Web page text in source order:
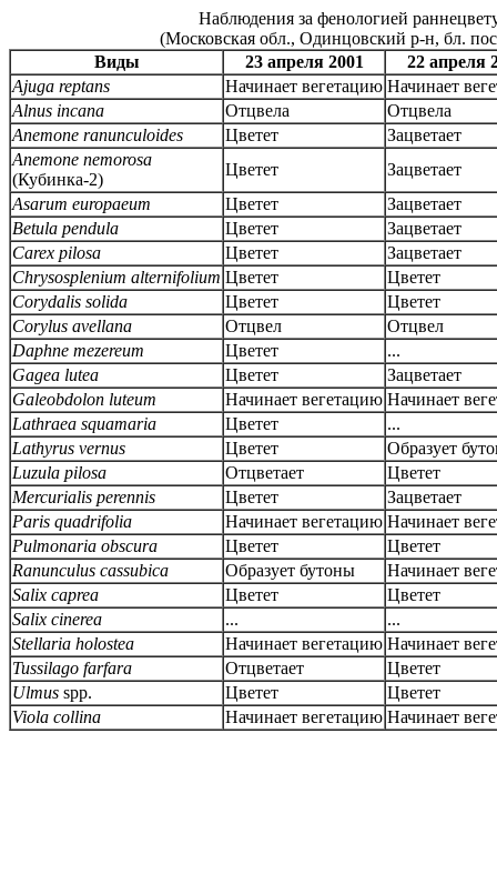
Наблюдения за фенологией
(Московская обл., Одинцовский р-н, бл.
Виды
23 апреля 2001
22 апреля
Ajuga reptans
Начинает вегетацию Начинает
Alnus incana
Отцвела
Отцвела
Anemone ranunculoides
Цветет
Зацветает
Anemone nemorosa
(Кубинка-2)
Цветет
Зацветает
Asarum europaeum
Цветет
Зацветает
Betula pendula
Цветет
Зацветает
Carex pilosa
Цветет
Зацветает
Chrysosplenium alternifolium Цветет
Цветет
Corydalis solida
Цветет
Цветет
Corylus avellana
Отцвел
Отцвел
Daphne mezereum
Цветет
...
Gagea lutea
Цветет
Зацветает
Galeobdolon luteum
Начинает вегетацию Начинает
Lathraea squamaria
Цветет
...
Lathyrus vernus
Цветет
Образует
Luzula pilosa
Отцветает
Цветет
Mercurialis perennis
Цветет
Зацветает
Paris quadrifolia
Начинает вегетацию Начинает
Pulmonaria obscura
Цветет
Цветет
Ranunculus cassubica
Образует бутоны
Начинает
Salix caprea
Цветет
Цветет
Salix cinerea
...
...
Stellaria holostea
Начинает вегетацию Начинает
Tussilago farfara
Отцветает
Цветет
Ulmus spp. Цветет
Цветет
Viola collina
Начинает вегетацию Начинает